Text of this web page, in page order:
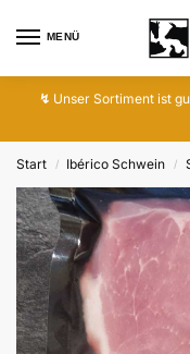
MENÜ
↯ Unser Sortiment ist
Start / Ibérico Schwein /